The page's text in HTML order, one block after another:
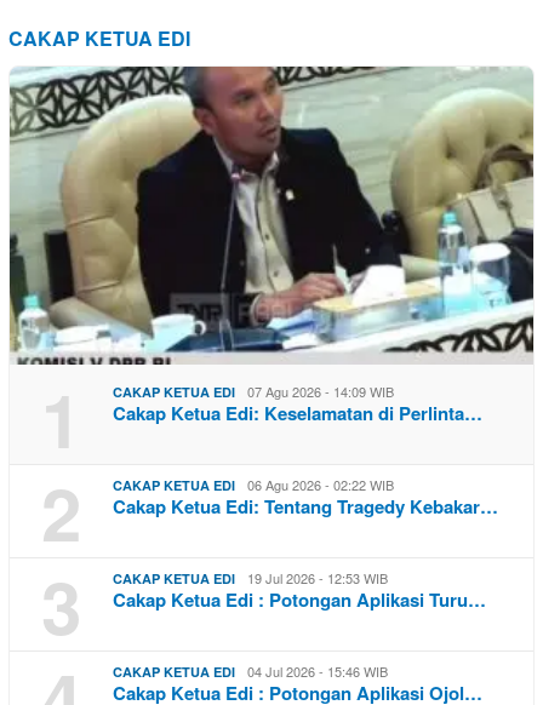
CAKAP KETUA EDI
1 CAKAP KETUA EDI 07 Agu 2026 - 14:09 WIB
Cakap Ketua Edi: Keselamatan di Perlinta…
2 CAKAP KETUA EDI 06 Agu 2026 - 02:22 WIB
Cakap Ketua Edi: Tentang Tragedy Kebakar…
3 CAKAP KETUA EDI 19 Jul 2026 - 12:53 WIB
Cakap Ketua Edi : Potongan Aplikasi Turu…
CAKAP KETUA EDI 04 Jul 2026 - 15:46 WIB
Cakap Ketua Edi : Potongan Aplikasi Ojol…